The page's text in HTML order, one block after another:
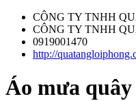
CÔNG TY TNHH
CÔNG TY TNHH
0919001470
http://
Áo mưa